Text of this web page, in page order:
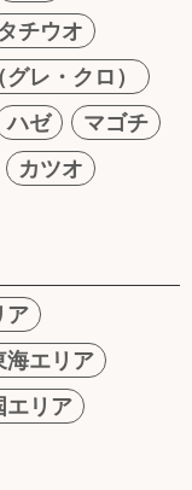
タチウオ
レ・クロ）
ハゼ
マゴチ
カツオ
ア
海エリア
エリア